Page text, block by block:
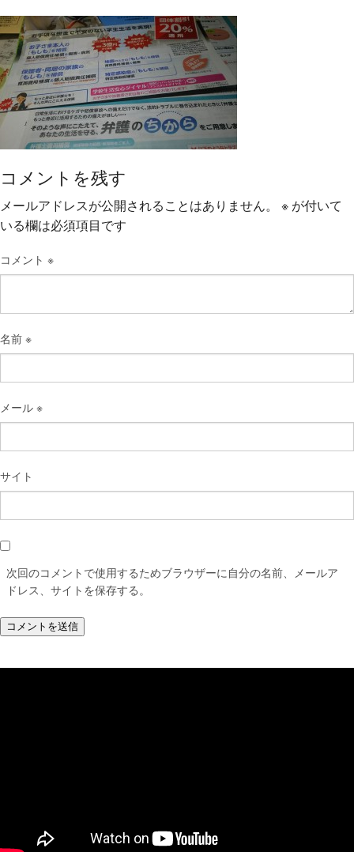
コメントを残す
メールアドレスが公開されることはありません。 ※ が付いて
いる欄は必須項目です
コメント ※
名前 ※
メール ※
サイト
次回のコメントで使用するためブラウザーに自分の名前、メールア
ドレス、サイトを保存する。